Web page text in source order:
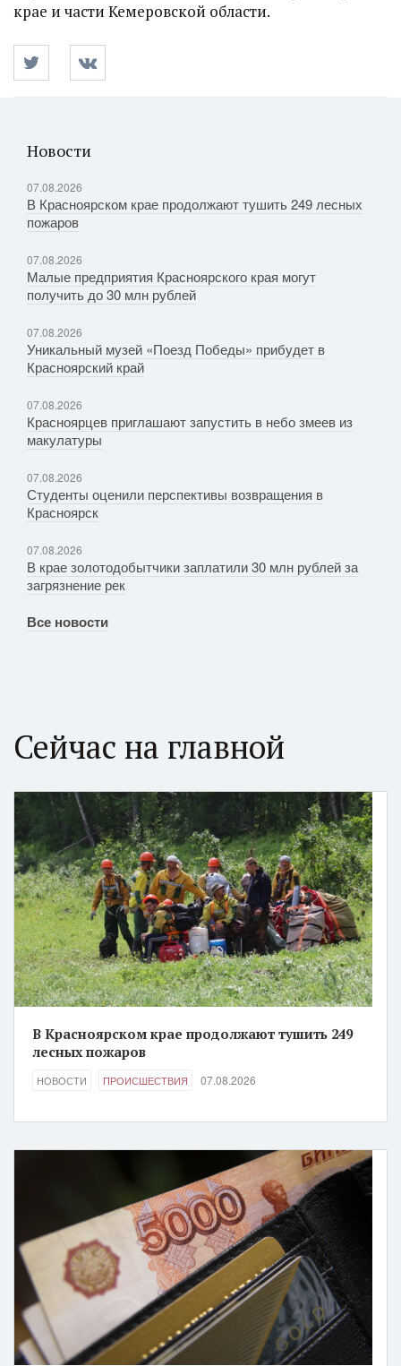
крае и части Кемеровской области.
Новости
07.08.2026
В Красноярском крае продолжают тушить 249 лесных
пожаров
07.08.2026
Малые предприятия Красноярского края могут
получить до 30 млн рублей
07.08.2026
Уникальный музей «Поезд Победы» прибудет в
Красноярский край
07.08.2026
Красноярцев приглашают запустить в небо змеев из
макулатуры
07.08.2026
Студенты оценили перспективы возвращения в
Красноярск
07.08.2026
В крае золотодобытчики заплатили 30 млн рублей за
загрязнение рек
Все новости
Сейчас на главной
В Красноярском крае продолжают тушить 249
лесных пожаров
НОВОСТИ ПРОИСШЕСТВИЯ 07.08.2026